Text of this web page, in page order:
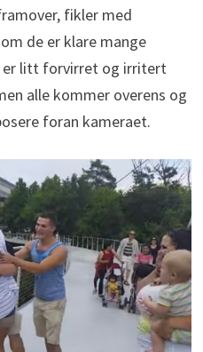
fikler med
de er klare mange
er litt forvirret og irritert
alle kommer overens og
foran kameraet.